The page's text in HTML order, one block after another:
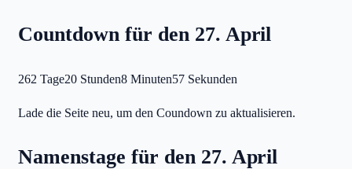
Countdown für den 27. April
262 Tage20 Stunden8 Minuten57 Sekunden
Lade die Seite neu, um den Coundown zu aktualisieren.
Namenstage für den 27. April